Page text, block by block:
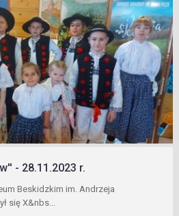
- 28.11.2023 r.
Beskidzkim im. Andrzeja
się X&nbs...